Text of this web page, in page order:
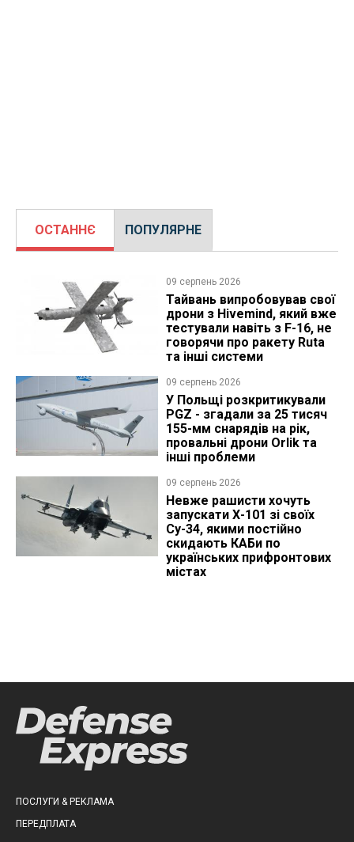
ОСТАННЄ ПОПУЛЯРНЕ
09 серпень 2026
Тайвань випробовував свої
дрони з Hivemind, який вже
тестували навіть з F-16, не
говорячи про ракету Ruta
та інші системи
09 серпень 2026
У Польщі розкритикували
PGZ - згадали за 25 тисяч
155-мм снарядів на рік,
провальні дрони Orlik та
інші проблеми
09 серпень 2026
Невже рашисти хочуть
запускати Х-101 зі своїх
Су-34, якими постійно
скидають КАБи по
українських прифронтових
містах
ПОСЛУГИ & РЕКЛАМА
ПЕРЕДПЛАТА